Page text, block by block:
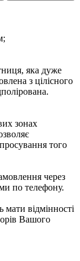
яка дуже
з цілісного
зонах
того
через
по телефону.
відмінності
Вашого